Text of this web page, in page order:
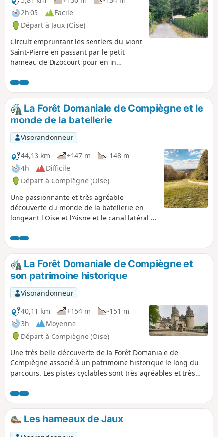
2h 05
Facile
Départ à Jaux (Oise)
Circuit empruntant les sentiers du Mont
Saint-Pierre en passant par le petit
hameau de Dizocourt pour enfin
La Forêt Domaniale de Compiègne et le
monde de la batellerie
Visorandonneur
44,13 km
+147 m
-148 m
4h
Difficile
Départ à Compiègne (Oise)
Une passionnante et très agréable
découverte du monde de la batellerie en
longeant l'Oise et l'Aisne et le canal latéral à
Thourotte, puis, sillonner cette très belle
Forêt de Compiègne qui cache un lieu
historique comme la Clairière de l'Armistice,
des arbres remarquables, une vue
impressionnante sur le Palais Impérial de
Compiègne.
La Forêt Domaniale de Compiègne et
son patrimoine historique
Visorandonneur
40,11 km
+154 m
-151 m
3h
Moyenne
Départ à Compiègne (Oise)
Une très belle découverte de la Forêt Domaniale de
Compiègne associé à un patrimoine historique le long du
parcours. Les pistes cyclables sont très agréables et très
faciles et très proches du circuit.
Les hameaux de Jaux